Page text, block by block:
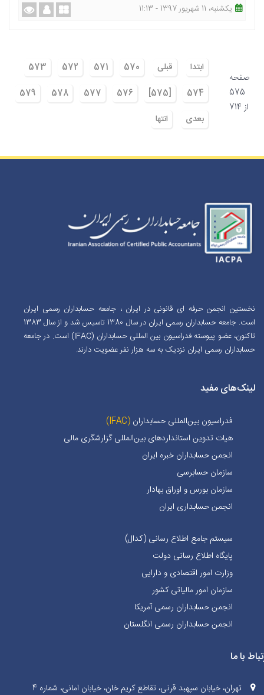
یکشنبه، 11 شهریور 1397 - 11:13
صفحه
575
از 714
ابتدا قبلی 570
571
572
573
574
[575]
576
577
578
579
بعدی
انتها
نخستین انجمن حرفه ای قانونی در ایران ، جامعه حسابداران رسمی ایران
است. جامعه حسابداران رسمی ایران در سال 1380 تاسیس شد و از سال 1383
تاکنون، عضو پیوسته فدراسیون بین المللی حسابداران (IFAC) است. در جامعه
حسابداران رسمی ایران نزدیک به سه هزار نفر عضویت دارند.
لینک‌های مفید
فدراسیون بین‌المللی حسابداران (IFAC)
هیات تدوین استانداردهای بین‌المللی گزارشگری مالی
انجمن حسابداران خبره ايران
سازمان حسابرسی
سازمان بورس و اوراق بهادار
انجمن حسابداری ایران
سیستم جامع اطلاع رسانی (کدال)
پایگاه اطلاع رسانی دولت
وزارت امور اقتصادی و دارایی
سازمان امور مالیاتی کشور
انجمن حسابداران رسمی آمریکا
انجمن حسابداران رسمی انگلستان
با ما
تهران، خیابان سپهبد قرنی، تقاطع کریم خان، خیابان امانی، شماره 4